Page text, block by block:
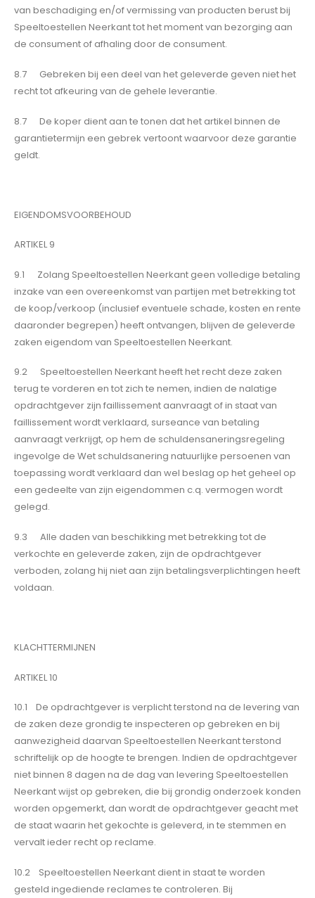
van beschadiging en/of vermissing van producten berust bij
Speeltoestellen Neerkant tot het moment van bezorging aan
de consument of afhaling door de consument.
8.7 Gebreken bij een deel van het geleverde geven niet het
recht tot afkeuring van de gehele leverantie.
8.7 De koper dient aan te tonen dat het artikel binnen de
garantietermijn een gebrek vertoont waarvoor deze garantie
geldt.
EIGENDOMSVOORBEHOUD
ARTIKEL 9
9.1 Zolang Speeltoestellen Neerkant geen volledige betaling
inzake van een overeenkomst van partijen met betrekking tot
de koop/verkoop (inclusief eventuele schade, kosten en rente
daaronder begrepen) heeft ontvangen, blijven de geleverde
zaken eigendom van Speeltoestellen Neerkant.
9.2 Speeltoestellen Neerkant heeft het recht deze zaken
terug te vorderen en tot zich te nemen, indien de nalatige
opdrachtgever zijn faillissement aanvraagt of in staat van
faillissement wordt verklaard, surseance van betaling
aanvraagt verkrijgt, op hem de schuldensaneringsregeling
ingevolge de Wet schuldsanering natuurlijke persoenen van
toepassing wordt verklaard dan wel beslag op het geheel op
een gedeelte van zijn eigendommen c.q. vermogen wordt
gelegd.
9.3 Alle daden van beschikking met betrekking tot de
verkochte en geleverde zaken, zijn de opdrachtgever
verboden, zolang hij niet aan zijn betalingsverplichtingen heeft
voldaan.
KLACHTTERMIJNEN
ARTIKEL 10
10.1 De opdrachtgever is verplicht terstond na de levering van
de zaken deze grondig te inspecteren op gebreken en bij
aanwezigheid daarvan Speeltoestellen Neerkant terstond
schriftelijk op de hoogte te brengen. Indien de opdrachtgever
niet binnen 8 dagen na de dag van levering Speeltoestellen
Neerkant wijst op gebreken, die bij grondig onderzoek konden
worden opgemerkt, dan wordt de opdrachtgever geacht met
de staat waarin het gekochte is geleverd, in te stemmen en
vervalt ieder recht op reclame.
10.2 Speeltoestellen Neerkant dient in staat te worden
gesteld ingediende reclames te controleren. Bij